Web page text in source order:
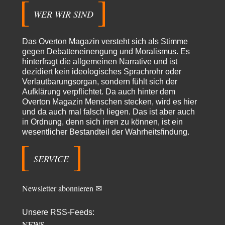
nur sagen, was die…
»Der freie Wille ist ein Mythos«
Rrrrrrichtig: Kritik am Chef und Du wirst exkludiert. Ein typischer
Schulterklopferblog. Wer wie Herr Erdmann…
Platons Sokratesvor 11 Stunden zu:
Die Revolution, die nie scheiterte
Es gibt 3 Arten von Freiheit: die geistige ,die seelische und die physische.
Man darf…
Erzengelinvor 12 Stunden zu:
Leihmutterschaft als Zweig des Transhumanismus
es ist zum verzweifeln. so widerlich. ekelhaft, grausam. wahrscheinlich
emil
vor 14 Stunden zu:
Zum Nordsee-Whisky geht auch prima ein Matjesbrötchen, ich hab's für
emilvor 16 Stunden zu:
WER WIR SIND
Das Overton Magazin versteht sich als Stimme
gegen Debatteneinengung und Moralismus. Es
hinterfragt die allgemeinen Narrative und ist
dezidiert kein ideologisches Sprachrohr oder
Verlautbarungsorgan, sondern fühlt sich der
Aufklärung verpflichtet. Da auch hinter dem
Overton Magazin Menschen stecken, wird es hier
und da auch mal falsch liegen. Das ist aber auch
in Ordnung, denn sich irren zu können, ist ein
wesentlicher Bestandteil der Wahrheitsfindung.
SERVICE
Newsletter abonnieren ✉
Unsere RSS-Feeds: